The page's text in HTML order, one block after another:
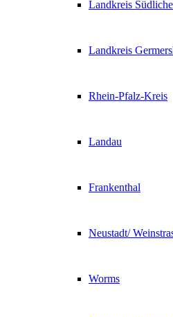
Landkreis
Landkreis
Rhein-Pfalz-Kreis
Landau
Frankenthal
Neustadt/
Worms